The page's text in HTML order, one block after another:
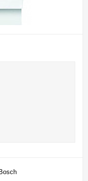
Bosch